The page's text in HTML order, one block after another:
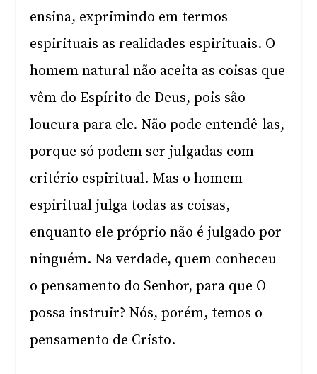
ensina, exprimindo em termos
espirituais as realidades espirituais. O
homem natural não aceita as coisas que
vêm do Espírito de Deus, pois são
loucura para ele. Não pode entendê-las,
porque só podem ser julgadas com
critério espiritual. Mas o homem
espiritual julga todas as coisas,
enquanto ele próprio não é julgado por
ninguém. Na verdade, quem conheceu
o pensamento do Senhor, para que O
possa instruir? Nós, porém, temos o
pensamento de Cristo.